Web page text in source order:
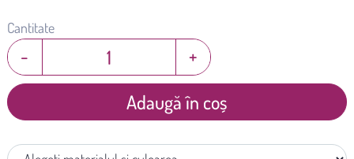
Cantitate
+
-
Adaugă în coș